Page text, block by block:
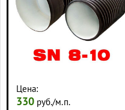
Цена:
330 руб./м.п.